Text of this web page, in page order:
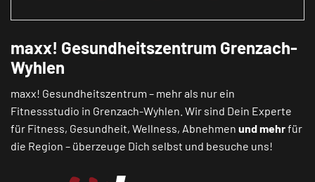
maxx! Gesundheitszentrum Grenzach-
Wyhlen
maxx! Gesundheitszentrum – mehr als nur ein
Fitnessstudio in Grenzach-Wyhlen. Wir sind Dein Experte
für Fitness, Gesundheit, Wellness, Abnehmen und mehrfür
die Region – überzeuge Dich selbst und besuche uns!